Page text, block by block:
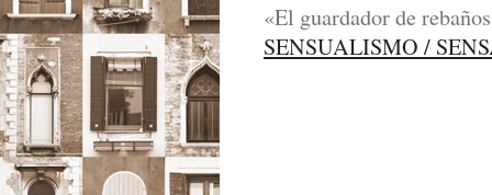
«El guardador de
SENSUALISMO /